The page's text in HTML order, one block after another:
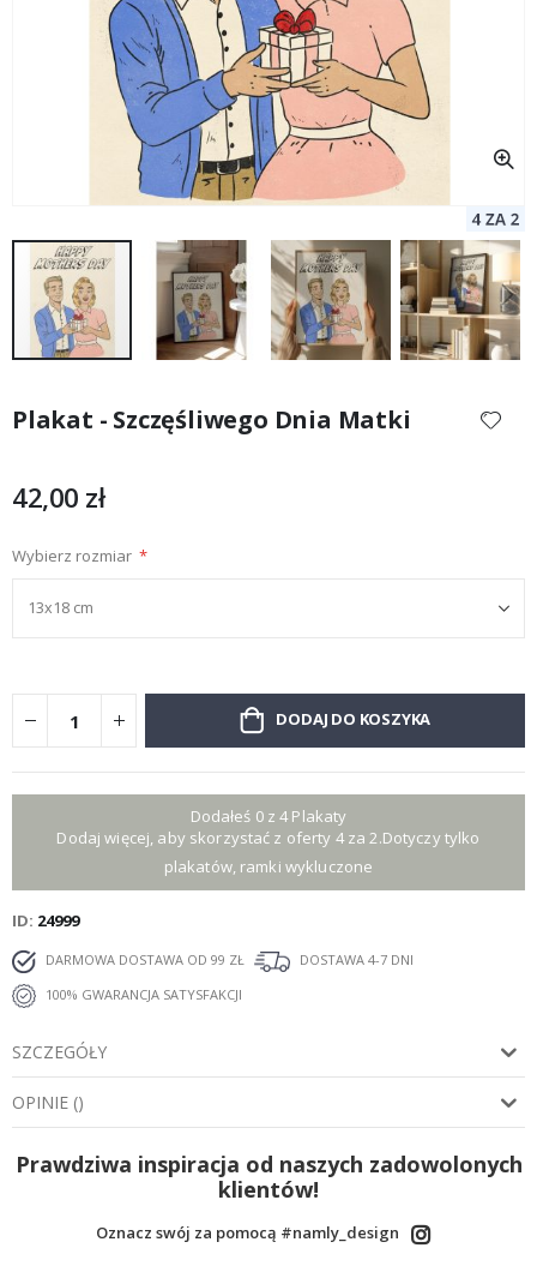
początek
Plakat - Szczęśliwego Dnia Matki
42,00 zł
Wybierz rozmiar
DODAJ DO KOSZYKA
Dodałeś 0 z 4 Plakaty
Dodaj więcej, aby skorzystać z oferty 4 za 2.Dotyczy tylko
plakatów, ramki wykluczone
ID 24999
DARMOWA DOSTAWA OD 99 ZŁ
DOSTAWA 4-7 DNI
100% GWARANCJA SATYSFAKCJI
SZCZEGÓŁY
OPINIE ()
Prawdziwa inspiracja od naszych zadowolonych
klientów!
Oznacz swój za pomocą #namly_design